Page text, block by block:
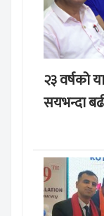
२३ वर्षको
सयभन्दा